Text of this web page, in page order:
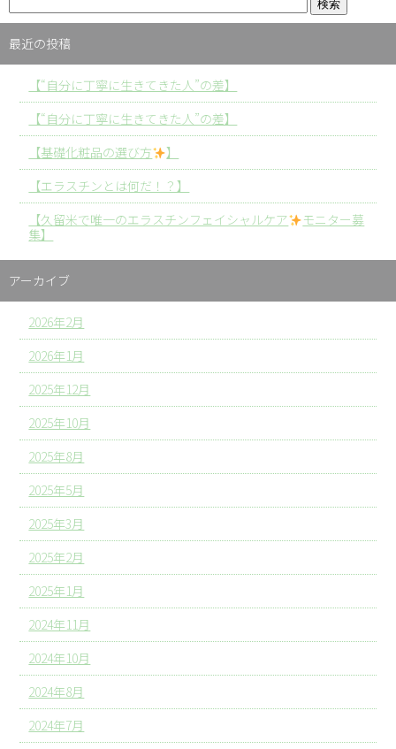
最近の投稿
【“自分に丁寧に生きてきた人”の差】
【“自分に丁寧に生きてきた人”の差】
【基礎化粧品の選び方
】
【エラスチンとは何だ！？】
【久留米で唯一のエラスチンフェイシャルケア
モニター募
集】
アーカイブ
2026年2月
2026年1月
2025年12月
2025年10月
2025年8月
2025年5月
2025年3月
2025年2月
2025年1月
2024年11月
2024年10月
2024年8月
2024年7月